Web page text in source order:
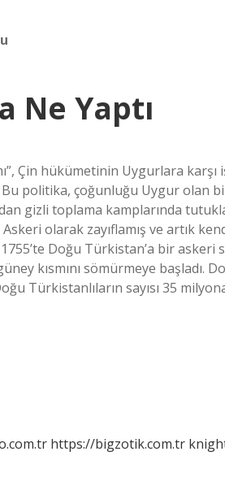
Ne Yaptı
Çin hükümetinin Uygurlara karşı
politika, çoğunluğu Uygur olan
gizli toplama kamplarında
olarak zayıflamış ve artık
Doğu Türkistan’a bir askeri
kısmını sömürmeye başladı.
Türkistanlıların sayısı 35
https://bigzotik.com.tr